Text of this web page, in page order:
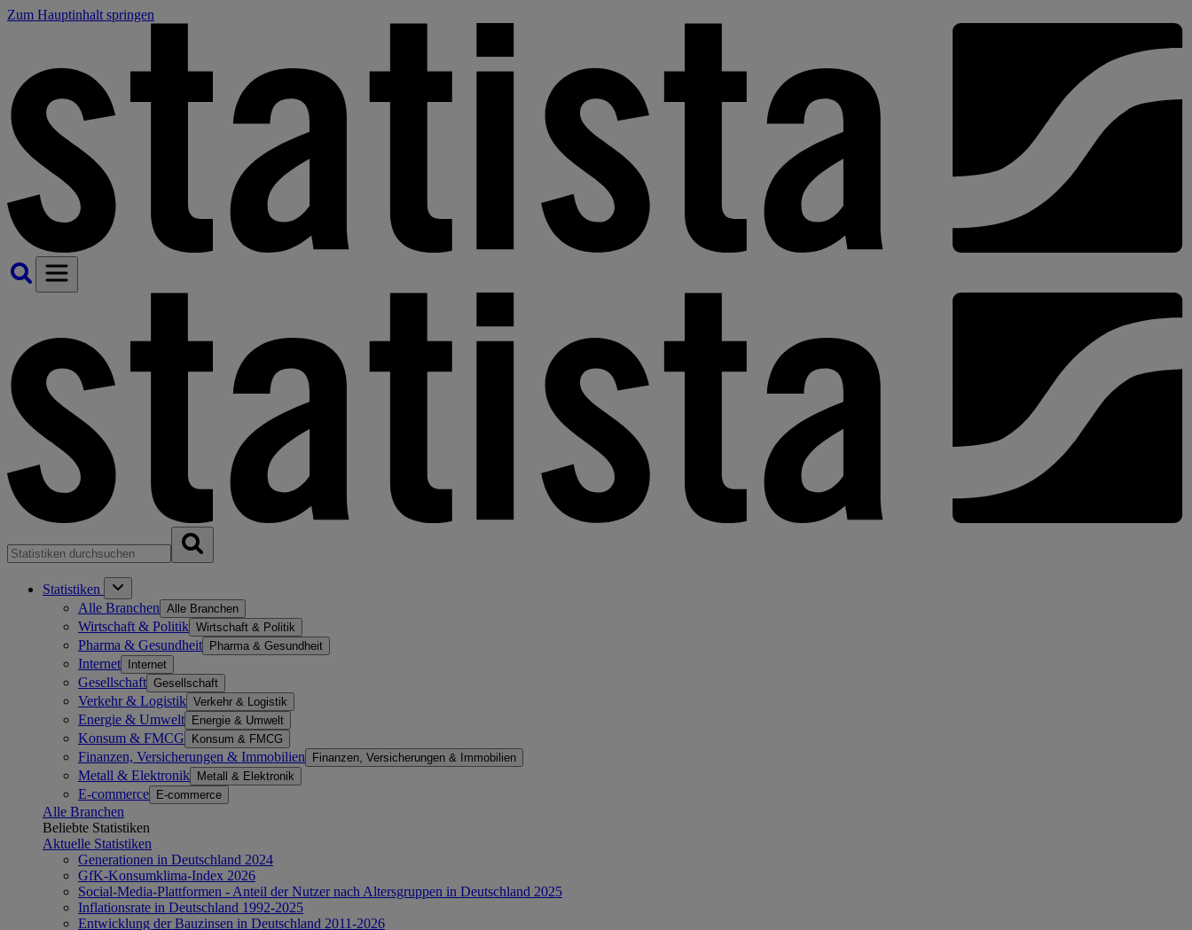
Zum Hauptinhalt springen
Statistiken
Alle Branchen Alle Branchen
Wirtschaft & Politik Wirtschaft & Politik
Pharma & Gesundheit Pharma & Gesundheit
Internet Internet
Gesellschaft Gesellschaft
Verkehr & Logistik Verkehr & Logistik
Energie & Umwelt Energie & Umwelt
Konsum & FMCG Konsum & FMCG
Finanzen, Versicherungen & Immobilien Finanzen, Versicherungen & Immobilien
Metall & Elektronik Metall & Elektronik
E-commerce E-commerce
Alle Branchen
Beliebte Statistiken
Aktuelle Statistiken
Generationen in Deutschland 2024
GfK-Konsumklima-Index 2026
Social-Media-Plattformen - Anteil der Nutzer nach Altersgruppen in Deutschland 2025
Inflationsrate in Deutschland 1992-2025
Entwicklung der Bauzinsen in Deutschland 2011-2026